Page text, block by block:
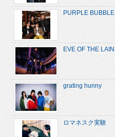
PURPLE BUBBLE
EVE OF THE LAIN
grating hunny
ロマネスク実験